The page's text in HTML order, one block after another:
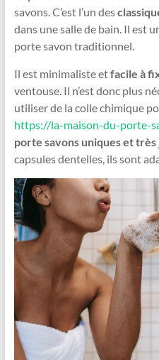
savons. C’est l’un des
dans une salle de bain. Il est
porte savon traditionnel.
Il est minimaliste etfacile à
ventouse. Il n’est donc plus
utiliser de la colle chimique
https://la-maison-du-porte-
porte savons uniques et très
capsules dentelles, ils sont